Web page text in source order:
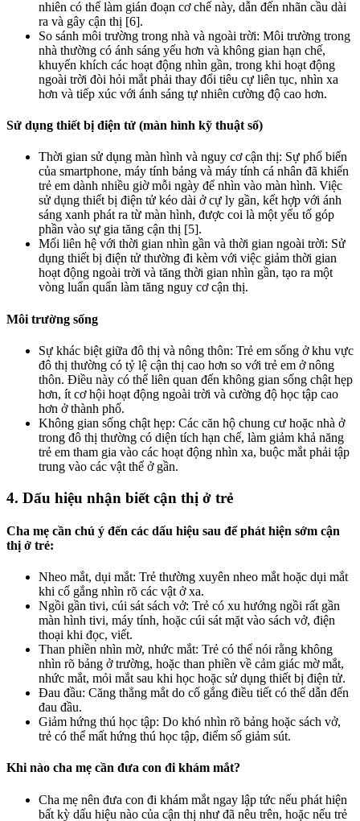
nhiên có thể làm gián đoạn cơ chế này, dẫn đến nhãn cầu dài
ra và gây cận thị [6].
So sánh môi trường trong nhà và ngoài trời: Môi trường trong
nhà thường có ánh sáng yếu hơn và không gian hạn chế,
khuyến khích các hoạt động nhìn gần, trong khi hoạt động
ngoài trời đòi hỏi mắt phải thay đổi tiêu cự liên tục, nhìn xa
hơn và tiếp xúc với ánh sáng tự nhiên cường độ cao hơn.
Sử dụng thiết bị điện tử (màn hình kỹ thuật số)
Thời gian sử dụng màn hình và nguy cơ cận thị: Sự phổ biến
của smartphone, máy tính bảng và máy tính cá nhân đã khiến
trẻ em dành nhiều giờ mỗi ngày để nhìn vào màn hình. Việc
sử dụng thiết bị điện tử kéo dài ở cự ly gần, kết hợp với ánh
sáng xanh phát ra từ màn hình, được coi là một yếu tố góp
phần vào sự gia tăng cận thị [5].
Mối liên hệ với thời gian nhìn gần và thời gian ngoài trời: Sử
dụng thiết bị điện tử thường đi kèm với việc giảm thời gian
hoạt động ngoài trời và tăng thời gian nhìn gần, tạo ra một
vòng luẩn quẩn làm tăng nguy cơ cận thị.
Môi trường sống
Sự khác biệt giữa đô thị và nông thôn: Trẻ em sống ở khu vực
đô thị thường có tỷ lệ cận thị cao hơn so với trẻ em ở nông
thôn. Điều này có thể liên quan đến không gian sống chật hẹp
hơn, ít cơ hội hoạt động ngoài trời và cường độ học tập cao
hơn ở thành phố.
Không gian sống chật hẹp: Các căn hộ chung cư hoặc nhà ở
trong đô thị thường có diện tích hạn chế, làm giảm khả năng
trẻ em tham gia vào các hoạt động nhìn xa, buộc mắt phải tập
trung vào các vật thể ở gần.
4. Dấu hiệu nhận biết cận thị ở trẻ
Cha mẹ cần chú ý đến các dấu hiệu sau để phát hiện sớm cận
thị ở trẻ:
Nheo mắt, dụi mắt: Trẻ thường xuyên nheo mắt hoặc dụi mắt
khi cố gắng nhìn rõ các vật ở xa.
Ngồi gần tivi, cúi sát sách vở: Trẻ có xu hướng ngồi rất gần
màn hình tivi, máy tính, hoặc cúi sát mặt vào sách vở, điện
thoại khi đọc, viết.
Than phiền nhìn mờ, nhức mắt: Trẻ có thể nói rằng không
nhìn rõ bảng ở trường, hoặc than phiền về cảm giác mờ mắt,
nhức mắt, mỏi mắt sau khi học hoặc sử dụng thiết bị điện tử.
Đau đầu: Căng thẳng mắt do cố gắng điều tiết có thể dẫn đến
đau đầu.
Giảm hứng thú học tập: Do khó nhìn rõ bảng hoặc sách vở,
trẻ có thể mất hứng thú học tập, điểm số giảm sút.
Khi nào cha mẹ cần đưa con đi khám mắt?
Cha mẹ nên đưa con đi khám mắt ngay lập tức nếu phát hiện
bất kỳ dấu hiệu nào của cận thị như đã nêu trên, hoặc nếu trẻ